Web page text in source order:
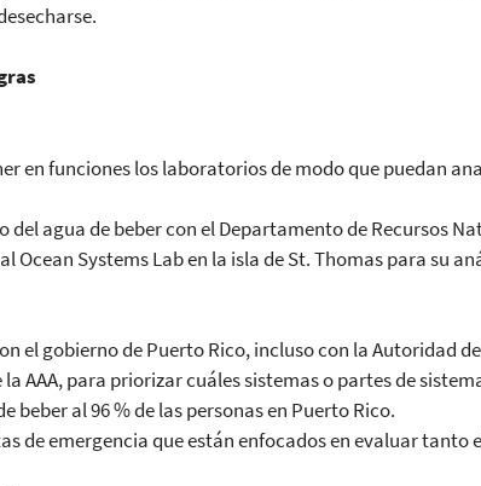
en funciones los laboratorios de modo que puedan
agua de beber con el Departamento de Recursos
Ocean Systems Lab en la isla de St. Thomas para su
el gobierno de Puerto Rico, incluso con la Autoridad
AAA, para priorizar cuáles sistemas o partes de
beber al 96 % de las personas en Puerto Rico.
de emergencia que están enfocados en evaluar tanto